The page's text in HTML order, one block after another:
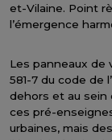
et-Vilaine. Point
l’émergence
Les panneaux de
581-7 du code de
dehors et au sein
ces pré-
urbaines, mais